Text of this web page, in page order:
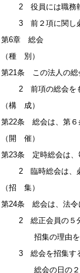
2 役員には職務執
3 前２項に関し必
第6章 総会
（種 別）
第21条 この法人の総
2 前項の総会をもっ
（構 成）
第22条 総会は、第６
（開 催）
第23条 定時総会は、
2 臨時総会は、必
（招 集）
第24条 総会は、法令
2 総正会員の５分
招集の理由を示し
3 総会を招集する
総会の日の２週間